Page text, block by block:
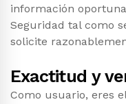
información
Seguridad tal como
solicite
Exactitud y
Como usuario, eres